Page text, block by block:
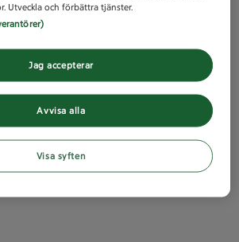
Utveckla och förbättra tjänster.
Avvisa alla
Jag accepterar
Visa syften